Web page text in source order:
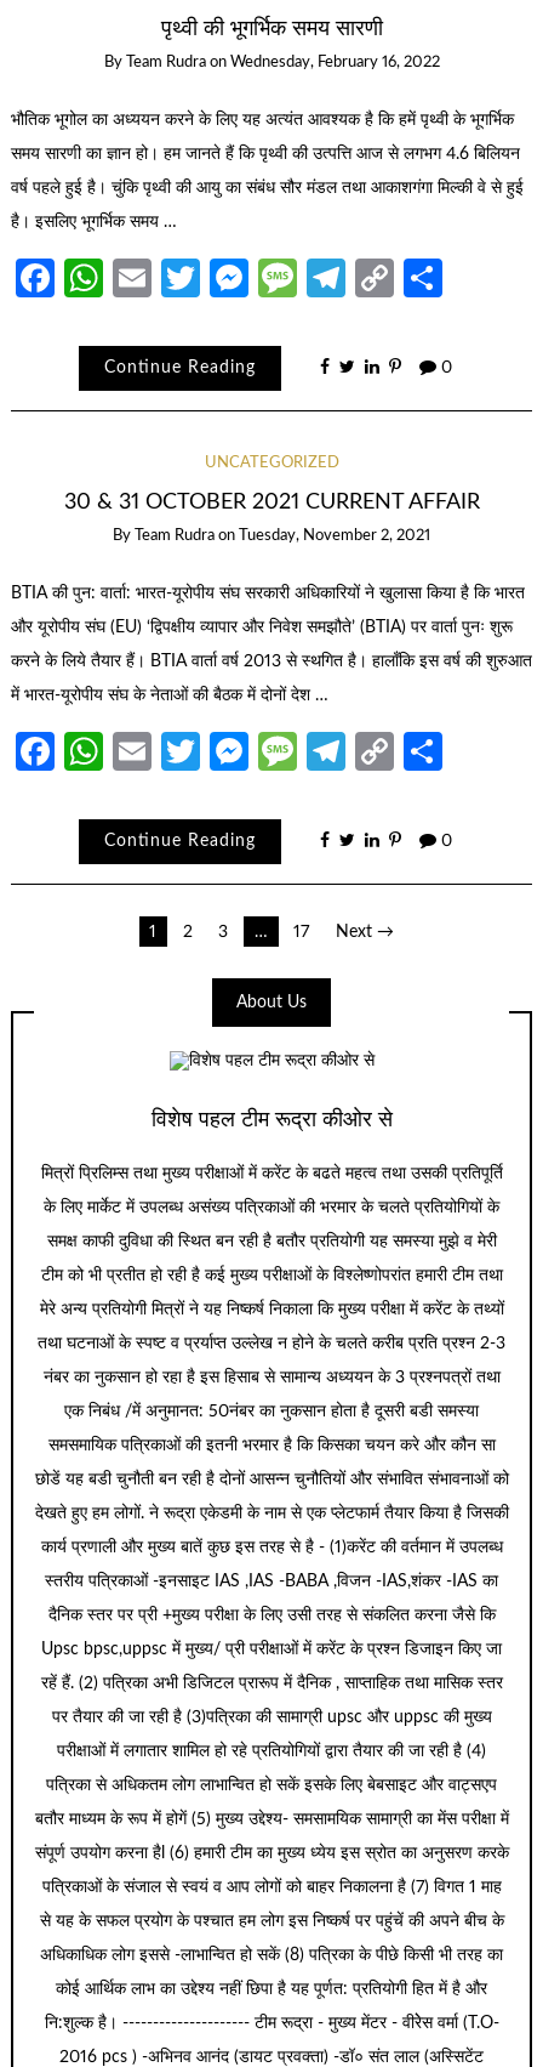
पृथ्वी की भूगर्भिक समय सारणी
By Team Rudra on Wednesday, February 16, 2022
भौतिक भूगोल का अध्ययन करने के लिए यह अत्यंत आवश्यक है कि हमें पृथ्वी के भूगर्भिक
समय सारणी का ज्ञान हो। हम जानते हैं कि पृथ्वी की उत्पत्ति आज से लगभग 4.6 बिलियन
वर्ष पहले हुई है। चुंकि पृथ्वी की आयु का संबंध सौर मंडल तथा आकाशगंगा मिल्की वे से हुई
है। इसलिए भूगर्भिक समय …
Facebook
WhatsApp
EmailTwitter
Messenger
Message
Telegram
Copy
Continue Reading 0
UNCATEGORIZED
30 & 31 OCTOBER 2021 CURRENT AFFAIR
By Team Rudra on Tuesday, November 2, 2021
BTIA की पुन: वार्ता: भारत-यूरोपीय संघ सरकारी अधिकारियों ने खुलासा किया है कि भारत
और यूरोपीय संघ (EU) ‘द्विपक्षीय व्यापार और निवेश समझौते’ (BTIA) पर वार्ता पुनः शुरू
करने के लिये तैयार हैं। BTIA वार्ता वर्ष 2013 से स्थगित है। हालाँकि इस वर्ष की शुरुआत
में भारत-यूरोपीय संघ के नेताओं की बैठक में दोनों देश …
Facebook
WhatsApp
EmailTwitter
Messenger
Message
Telegram
Copy
Continue Reading 0
1 2 3 … 17 Next →
About Us
विशेष पहल टीम रूद्रा कीओर से
मित्रों प्रिलिम्स तथा मुख्य परीक्षाओं में करेंट के बढते महत्व तथा उसकी प्रतिपूर्ति
के लिए मार्केट में उपलब्ध असंख्य पत्रिकाओं की भरमार के चलते प्रतियोगियों के
समक्ष काफी दुविधा की स्थित बन रही है बतौर प्रतियोगी यह समस्या मुझे व मेरी
टीम को भी प्रतीत हो रही है कई मुख्य परीक्षाओं के विश्लेष्णोपरांत हमारी टीम तथा
मेरे अन्य प्रतियोगी मित्रों ने यह निष्कर्ष निकाला कि मुख्य परीक्षा में करेंट के तथ्यों
तथा घटनाओं के स्पष्ट व प्रर्याप्त उल्लेख न होने के चलते करीब प्रति प्रश्न 2-3
नंबर का नुकसान हो रहा है इस हिसाब से सामान्य अध्ययन के 3 प्रश्नपत्रों तथा
एक निबंध /में अनुमानत: 50नंबर का नुकसान होता है दूसरी बडी समस्या
समसमायिक पत्रिकाओं की इतनी भरमार है कि किसका चयन करे और कौन सा
छोडें यह बडी चुनौती बन रही है दोनों आसन्न चुनौतियों और संभावित संभावनाओं को
देखते हुए हम लोगों. ने रूद्रा एकेडमी के नाम से एक प्लेटफार्म तैयार किया है जिसकी
कार्य प्रणाली और मुख्य बातें कुछ इस तरह से है - (1)करेंट की वर्तमान में उपलब्ध
स्तरीय पत्रिकाओं -इनसाइट IAS ,IAS -BABA ,विजन -IAS,शंकर -IAS का
दैनिक स्तर पर प्री +मुख्य परीक्षा के लिए उसी तरह से संकलित करना जैसे कि
Upsc bpsc,uppsc में मुख्य/ प्री परीक्षाओं में करेंट के प्रश्न डिजाइन किए जा
रहें हैं. (2) पत्रिका अभी डिजिटल प्रारूप में दैनिक , साप्ताहिक तथा मासिक स्तर
पर तैयार की जा रही है (3)पत्रिका की सामाग्री upsc और uppsc की मुख्य
परीक्षाओं में लगातार शामिल हो रहे प्रतियोगियों द्वारा तैयार की जा रही है (4)
पत्रिका से अधिकतम लोग लाभान्वित हो सकें इसके लिए बेबसाइट और वाट्सएप
बतौर माध्यम के रूप में होगें (5) मुख्य उद्देश्य- समसामयिक सामाग्री का मेंस परीक्षा में
संपूर्ण उपयोग करना हैl (6) हमारी टीम का मुख्य ध्येय इस स्रोत का अनुसरण करके
पत्रिकाओं के संजाल से स्वयं व आप लोगों को बाहर निकालना है (7) विगत 1 माह
से यह के सफल प्रयोग के पश्चात हम लोग इस निष्कर्ष पर पहुंचें की अपने बीच के
अधिकाधिक लोग इससे -लाभान्वित हो सकें (8) पत्रिका के पीछे किसी भी तरह का
कोई आर्थिक लाभ का उद्देश्य नहीं छिपा है यह पूर्णत: प्रतियोगी हित में है और
नि:शुल्क है। --------------------- टीम रूद्रा - मुख्य मेंटर - वीरेेस वर्मा (T.O-
2016 pcs ) -अभिनव आनंद (डायट प्रवक्ता) -डॉ० संत लाल (अस्सिटेंट